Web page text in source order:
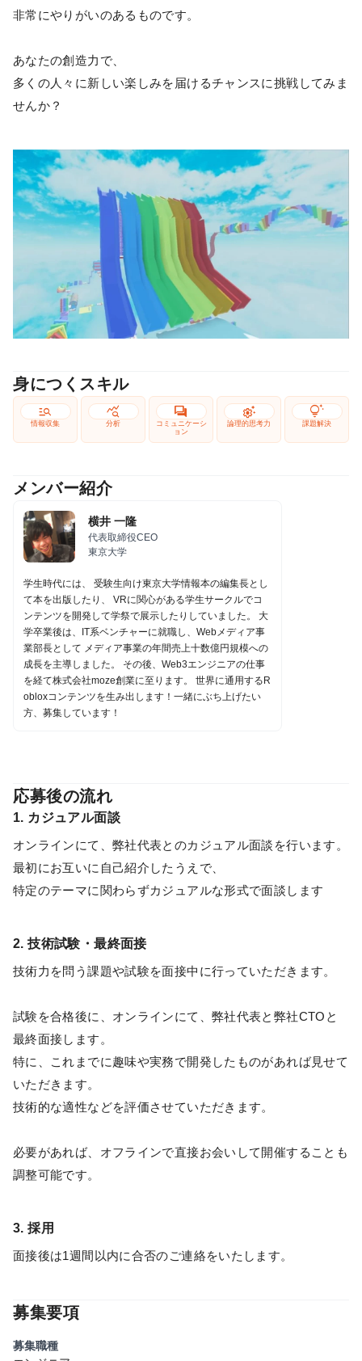
非常にやりがいのあるものです。
あなたの創造力で、
多くの人々に新しい楽しみを届けるチャンスに挑戦してみま
せんか？
身につくスキル
manage_search
情報収集
query_stats
分析
forum
コミュニケーシ
ョン
settings_suggest
論理的思考力
tips_and_updates
課題解決
メンバー紹介
横井 一隆
代表取締役CEO
東京大学
学生時代には、 受験生向け東京大学情報本の編集長とし
て本を出版したり、 VRに関心がある学生サークルでコ
ンテンツを開発して学祭で展示したりしていました。 大
学卒業後は、IT系ベンチャーに就職し、Webメディア事
業部長として メディア事業の年間売上十数億円規模への
成長を主導しました。 その後、Web3エンジニアの仕事
を経て株式会社moze創業に至ります。 世界に通用するR
obloxコンテンツを生み出します！一緒にぶち上げたい
方、募集しています！
応募後の流れ
1. カジュアル面談
オンラインにて、弊社代表とのカジュアル面談を行います。
最初にお互いに自己紹介したうえで、
特定のテーマに関わらずカジュアルな形式で面談します
2. 技術試験・最終面接
技術力を問う課題や試験を面接中に行っていただきます。
試験を合格後に、オンラインにて、弊社代表と弊社CTOと
最終面接します。
特に、これまでに趣味や実務で開発したものがあれば見せて
いただきます。
技術的な適性などを評価させていただきます。
必要があれば、オフラインで直接お会いして開催することも
調整可能です。
3. 採用
面接後は1週間以内に合否のご連絡をいたします。
募集要項
募集職種